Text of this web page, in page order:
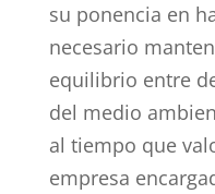
su ponencia en
necesario
equilibrio entre
del medio
al tiempo que
empresa